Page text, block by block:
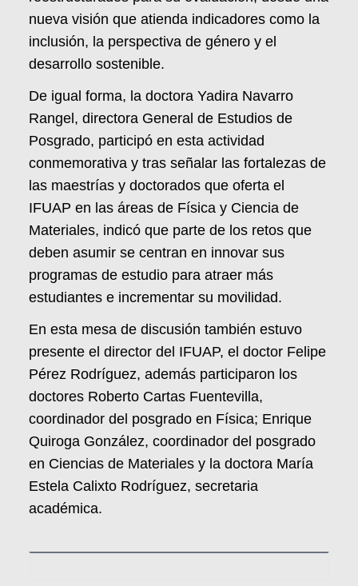
nueva visión que atienda indicadores como la
inclusión, la perspectiva de género y el
desarrollo sostenible.
De igual forma, la doctora Yadira Navarro
Rangel, directora General de Estudios de
Posgrado, participó en esta actividad
conmemorativa y tras señalar las fortalezas de
las maestrías y doctorados que oferta el
IFUAP en las áreas de Física y Ciencia de
Materiales, indicó que parte de los retos que
deben asumir se centran en innovar sus
programas de estudio para atraer más
estudiantes e incrementar su movilidad.
En esta mesa de discusión también estuvo
presente el director del IFUAP, el doctor Felipe
Pérez Rodríguez, además participaron los
doctores Roberto Cartas Fuentevilla,
coordinador del posgrado en Física; Enrique
Quiroga González, coordinador del posgrado
en Ciencias de Materiales y la doctora María
Estela Calixto Rodríguez, secretaria
académica.